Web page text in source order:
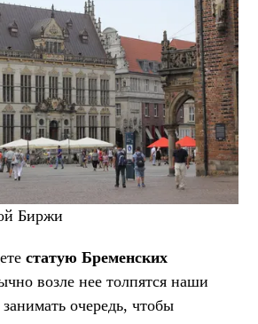
Биржи
статую Бременских
возле нее толпятся наши
очередь, чтобы